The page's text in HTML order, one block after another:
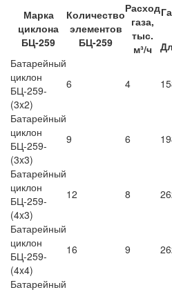
Марка
циклона
БЦ-259
Количество
элементов
БЦ-259
Расход
газа,
тыс.
м³/ч
Батарейный
циклон
БЦ-259-
(3x2)
6 4
Батарейный
циклон
БЦ-259-
(3x3)
9 6
Батарейный
циклон
БЦ-259-
(4x3)
12 8
Батарейный
циклон
БЦ-259-
(4x4)
16 9
Батарейный